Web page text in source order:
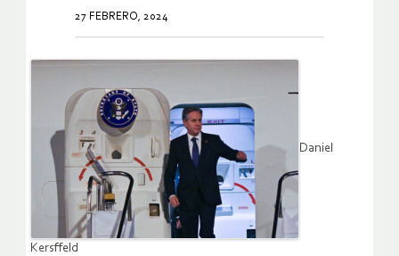
27 FEBRERO, 2024
Daniel
Kersffeld